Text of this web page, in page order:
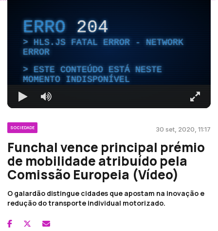
ERRO204
HLS.JS FATAL ERROR - NETWORK
ERROR
ESTE CONTEÚDO ESTÁ NESTE
MOMENTO INDISPONÍVEL
SOCIEDADE 30 set, 2020, 11:17
Funchal vence principal prémio
de mobilidade atribuído pela
Comissão Europeia (Vídeo)
O galardão distingue cidades que apostam na inovação e
redução do transporte individual motorizado.